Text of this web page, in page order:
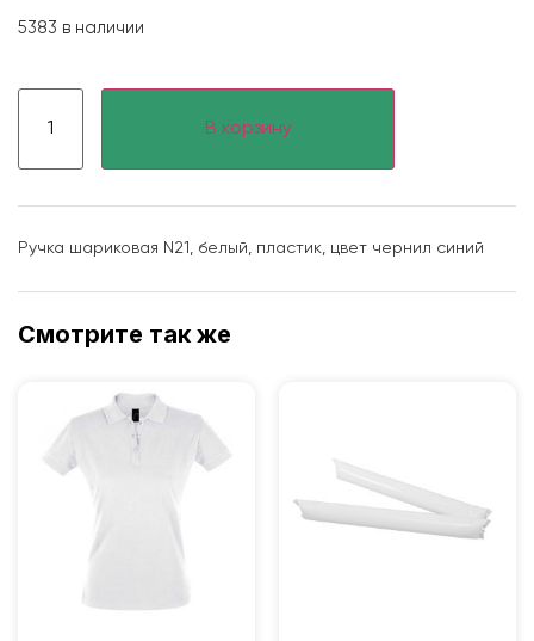
5383 в наличии
В корзину
Ручка шариковая N21, белый, пластик, цвет чернил синий
Смотрите так же